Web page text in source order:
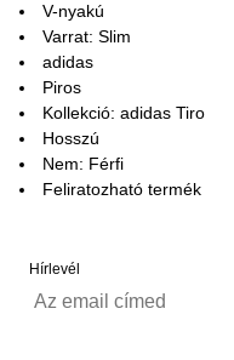
V-nyakú
Varrat: Slim
adidas
Piros
Kollekció: adidas Tiro
Hosszú
Nem: Férfi
Feliratozható termék
Hírlevél